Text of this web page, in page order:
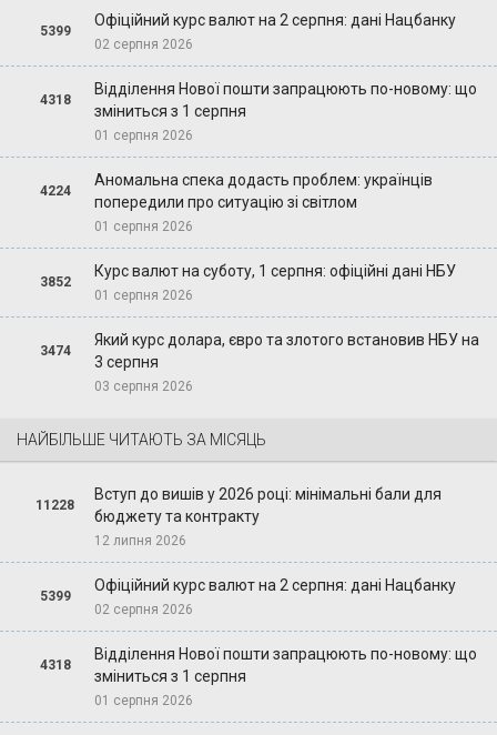
5399
Офіційний курс валют на 2 серпня: дані Нацбанку
02 серпня 2026
4318
Відділення Нової пошти запрацюють по-новому: що
зміниться з 1 серпня
01 серпня 2026
4224
Аномальна спека додасть проблем: українців
попередили про ситуацію зі світлом
01 серпня 2026
3852
Курс валют на суботу, 1 серпня: офіційні дані НБУ
01 серпня 2026
3474
Який курс долара, євро та злотого встановив НБУ на
3 серпня
03 серпня 2026
НАЙБІЛЬШЕ ЧИТАЮТЬ ЗА МІСЯЦЬ
11228
Вступ до вишів у 2026 році: мінімальні бали для
бюджету та контракту
12 липня 2026
5399
Офіційний курс валют на 2 серпня: дані Нацбанку
02 серпня 2026
4318
Відділення Нової пошти запрацюють по-новому: що
зміниться з 1 серпня
01 серпня 2026